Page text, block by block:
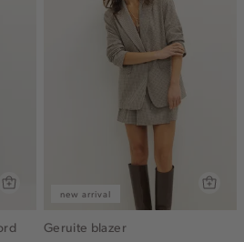
new arrival
Geruite blazer